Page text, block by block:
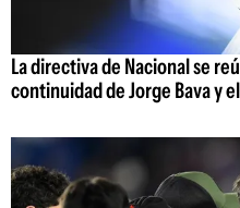
La directiva de Nacional se
continuidad de Jorge Bava y